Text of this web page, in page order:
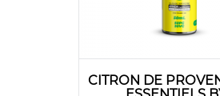
CITRON DE